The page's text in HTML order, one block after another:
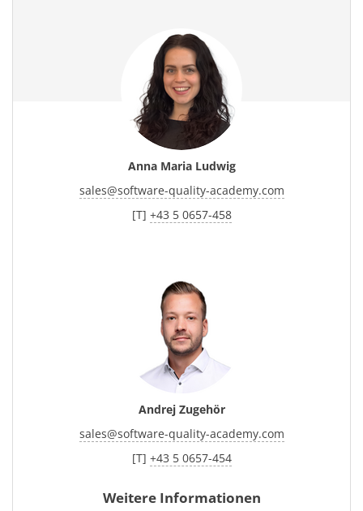
Anna Maria Ludwig
sales@software-quality-academy.com
[T] +43 5 0657-458
Andrej Zugehör
sales@software-quality-academy.com
[T] +43 5 0657-454
Weitere Informationen